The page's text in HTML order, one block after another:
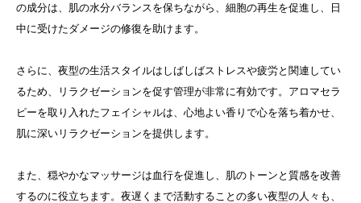
の成分は、肌の水分バランスを保ちながら、細胞の再生を促進し、日
中に受けたダメージの修復を助けます。
さらに、夜型の生活スタイルはしばしばストレスや疲労と関連してい
るため、リラクゼーションを促す管理が非常に有効です。アロマセラ
ピーを取り入れたフェイシャルは、心地よい香りで心を落ち着かせ、
肌に深いリラクゼーションを提供します。
また、穏やかなマッサージは血行を促進し、肌のトーンと質感を改善
するのに役立ちます。夜遅くまで活動することの多い夜型の人々も、